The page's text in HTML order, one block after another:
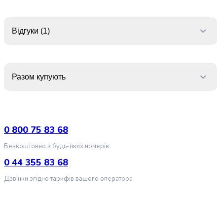
Грисіні
Тости
Булочки
та
тортильї
Хліб
Відгуки (1)
Разом купують
0 800 75 83 68
Безкоштовно з будь-яких номерів
0 44 355 83 68
Дзвінки згідно тарифів вашого оператора